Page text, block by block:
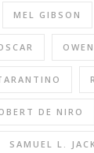
MEL GIBSON
DE NIRO
SAMUEL L.